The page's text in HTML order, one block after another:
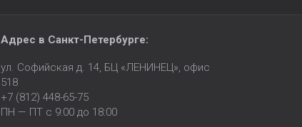
Адрес в Санкт-Петербурге:
ул. Софийская д. 14, БЦ «ЛЕНИНЕЦ», офис
518
+7 (812) 448-65-75
ПН — ПТ с 9:00 до 18:00